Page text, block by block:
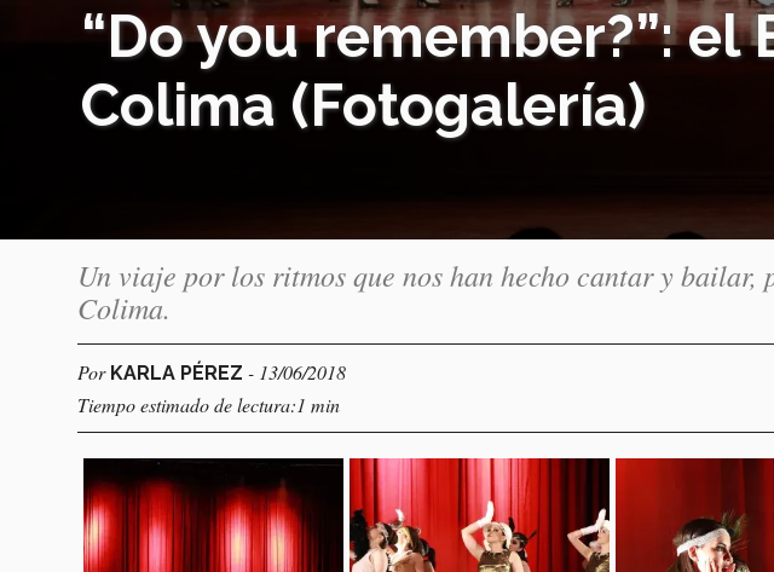
“Do you remember?”: el
Colima (Fotogalería)
Un viaje por los ritmos que nos han hecho cantar y bailar,
Colima.
Por KARLA PÉREZ - 13/06/2018
Tiempo estimado de lectura:1 min